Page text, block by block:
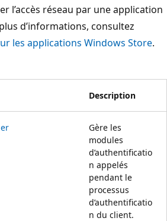
l’accès réseau par une application
d’informations, consultez
les applications Windows Store.
Description
Gère les
modules
d’authentificatio
n appelés
pendant le
processus
d’authentificatio
n du client.